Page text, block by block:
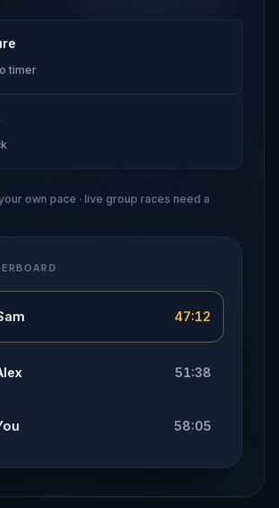
timer
own pace · live group races need a
47:12
51:38
58:05